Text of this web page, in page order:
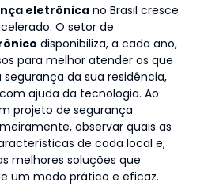
eletrônicano Brasil cresce
O setor de
disponibiliza, a cada ano,
para melhor atender os que
da sua residência,
ajuda da tecnologia. Ao
projeto de segurança
observar quais as
de cada local e,
melhores soluções que
um modo prático e eficaz.